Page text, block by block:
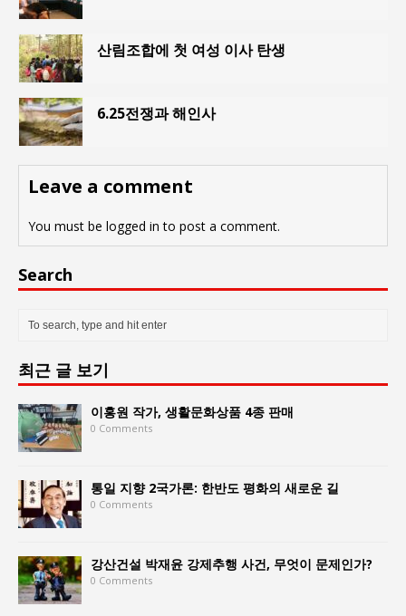
산림조합에 첫 여성 이사 탄생
6.25전쟁과 해인사
Leave a comment
You must be logged in to post a comment.
Search
최근 글 보기
이홍원 작가, 생활문화상품 4종 판매
0 Comments
통일 지향 2국가론: 한반도 평화의 새로운 길
0 Comments
강산건설 박재윤 강제추행 사건, 무엇이 문제인가?
0 Comments